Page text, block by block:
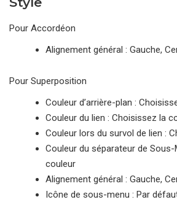
Pour Accordéon
Alignement général : Gauche,
Pour Superposition
Couleur d’arrière-plan :
Couleur du lien : Choisissez la
Couleur lors du survol de lien :
Couleur du séparateur de
couleur
Alignement général : Gauche,
Icône de sous-menu : Par